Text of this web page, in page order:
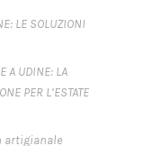
LE SOLUZIONI
A UDINE: LA
PER L’ESTATE
artigianale